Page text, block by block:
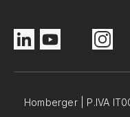
Homberger | P.IVA